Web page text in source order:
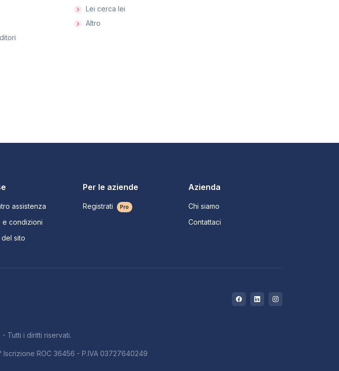
Lei cerca lei
Altro
assistenza
e condizioni
sito
Per le aziende
Registrati Pro
Azienda
Chi siamo
Contattaci
Tutti i diritti riservati.
ROC 36456 - P.IVA 03727640249